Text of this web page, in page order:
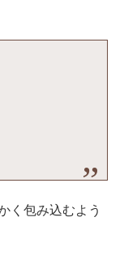
く包み込むよう